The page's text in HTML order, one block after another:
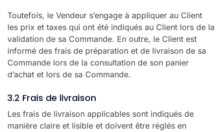
Toutefois, le Vendeur s’engage à appliquer au Client
les prix et taxes qui ont été indiqués au Client lors de la
validation de sa Commande. En outre, le Client est
informé des frais de préparation et de livraison de sa
Commande lors de la consultation de son panier
d’achat et lors de sa Commande.
3.2 Frais de livraison
Les frais de livraison applicables sont indiqués de
manière claire et lisible et doivent être réglés en